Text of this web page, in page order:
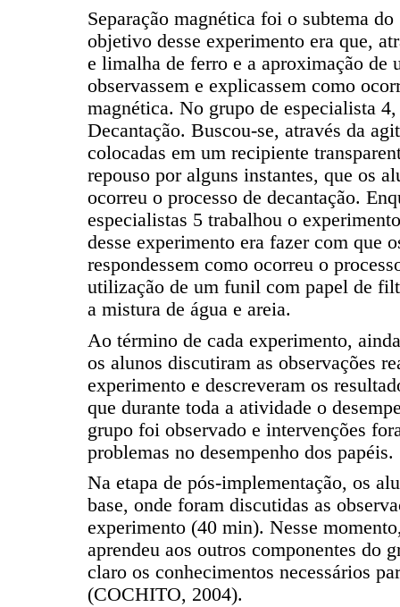
Separação magnética foi o subtema
objetivo desse experimento era que,
e limalha de ferro e a aproximação de
observassem e explicassem como
magnética. No grupo de especialista
Decantação. Buscou-se, através da
colocadas em um recipiente
repouso por alguns instantes, que os
ocorreu o processo de decantação.
especialistas 5 trabalhou o
desse experimento era fazer com que
respondessem como ocorreu o
utilização de um funil com papel de
a mistura de água e areia.
Ao término de cada experimento,
os alunos discutiram as observações
experimento e descreveram os
que durante toda a atividade o
grupo foi observado e intervenções
problemas no desempenho dos papéis.
Na etapa de pós-implementação, os
base, onde foram discutidas as
experimento (40 min). Nesse
aprendeu aos outros componentes do
claro os conhecimentos necessários
(COCHITO, 2004).